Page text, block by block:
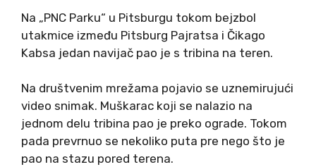
Na „PNC Parku“ u Pitsburgu tokom bejzbol
utakmice između Pitsburg Pajratsа i Čikago
Kabsa jedan navijač pao je s tribina na teren.
Na društvenim mrežama pojavio se uznemirujući
video snimak. Muškarac koji se nalazio na
jednom delu tribina pao je preko ograde. Tokom
pada prevrnuo se nekoliko puta pre nego što je
pao na stazu pored terena.